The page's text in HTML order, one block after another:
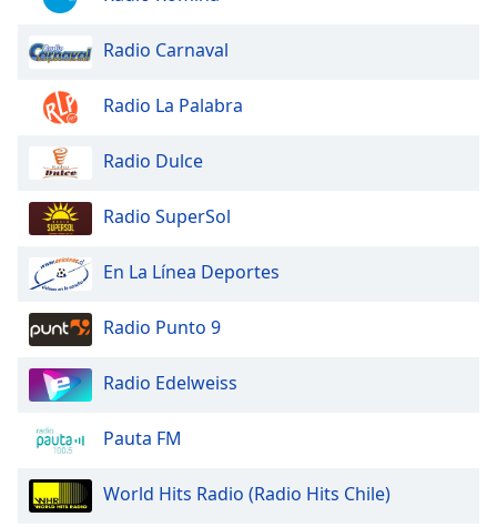
Radio Carnaval
Radio La Palabra
Radio Dulce
Radio SuperSol
En La Línea Deportes
Radio Punto 9
Radio Edelweiss
Pauta FM
World Hits Radio (Radio Hits Chile)